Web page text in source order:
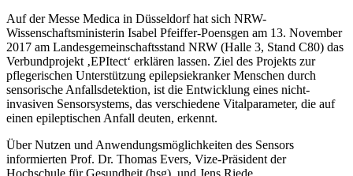
Auf der Messe Medica in Düsseldorf hat sich NRW-
Wissenschaftsministerin Isabel Pfeiffer-Poensgen am 13. November
2017 am Landesgemeinschaftsstand NRW (Halle 3, Stand C80) das
Verbundprojekt ‚EPItect‘ erklären lassen. Ziel des Projekts zur
pflegerischen Unterstützung epilepsiekranker Menschen durch
sensorische Anfallsdetektion, ist die Entwicklung eines nicht-
invasiven Sensorsystems, das verschiedene Vitalparameter, die auf
einen epileptischen Anfall deuten, erkennt.
Über Nutzen und Anwendungsmöglichkeiten des Sensors
informierten Prof. Dr. Thomas Evers, Vize-Präsident der